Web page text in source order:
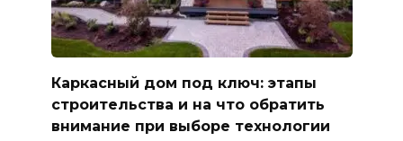
Каркасный дом под ключ: этапы
строительства и на что обратить
внимание при выборе технологии